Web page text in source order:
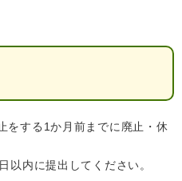
をする1か月前までに廃止・休
以内に提出してください。